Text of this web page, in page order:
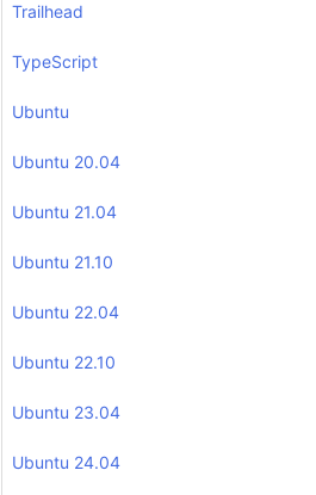
Trailhead
TypeScript
Ubuntu
Ubuntu 20.04
Ubuntu 21.04
Ubuntu 21.10
Ubuntu 22.04
Ubuntu 22.10
Ubuntu 23.04
Ubuntu 24.04